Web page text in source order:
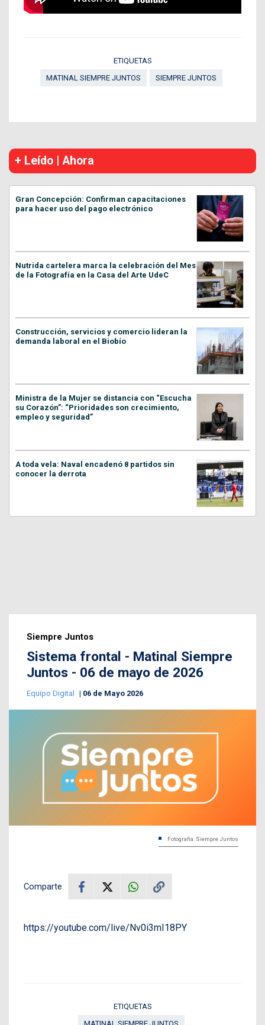
ETIQUETAS
MATINAL SIEMPRE JUNTOS
SIEMPRE JUNTOS
+ Leído | Ahora
Gran Concepción: Confirman capacitaciones
para hacer uso del pago electrónico
Nutrida cartelera marca la celebración del Mes
de la Fotografía en la Casa del Arte UdeC
Construcción, servicios y comercio lideran la
demanda laboral en el Biobío
Ministra de la Mujer se distancia con “Escucha
su Corazón”: “Prioridades son crecimiento,
empleo y seguridad”
A toda vela: Naval encadenó 8 partidos sin
conocer la derrota
Siempre Juntos
Sistema frontal - Matinal Siempre
Juntos - 06 de mayo de 2026
Equipo Digital 06 de Mayo 2026
Fotografía: Siempre Juntos
Comparte
https://youtube.com/live/Nv0i3mI18PY
ETIQUETAS